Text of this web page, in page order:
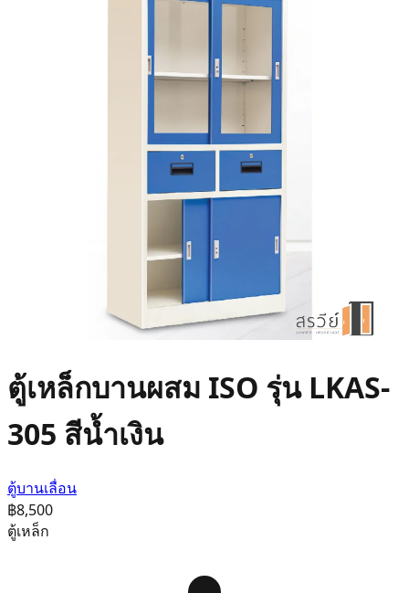
ตู้เหล็กบานผสม ISO รุ่น LKAS-
305 สีน้ำเงิน
ตู้บานเลื่อน
฿8,500
ตู้เหล็ก